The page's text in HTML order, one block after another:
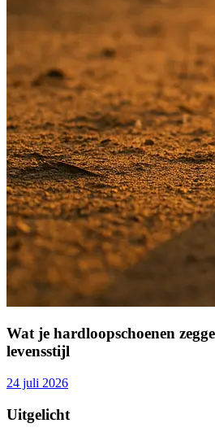
Wat je hardloopschoenen
levensstijl
24 juli 2026
Uitgelicht